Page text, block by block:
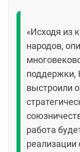
«Исходя из
народов,
поддержки,
выстроили
работа
реализации